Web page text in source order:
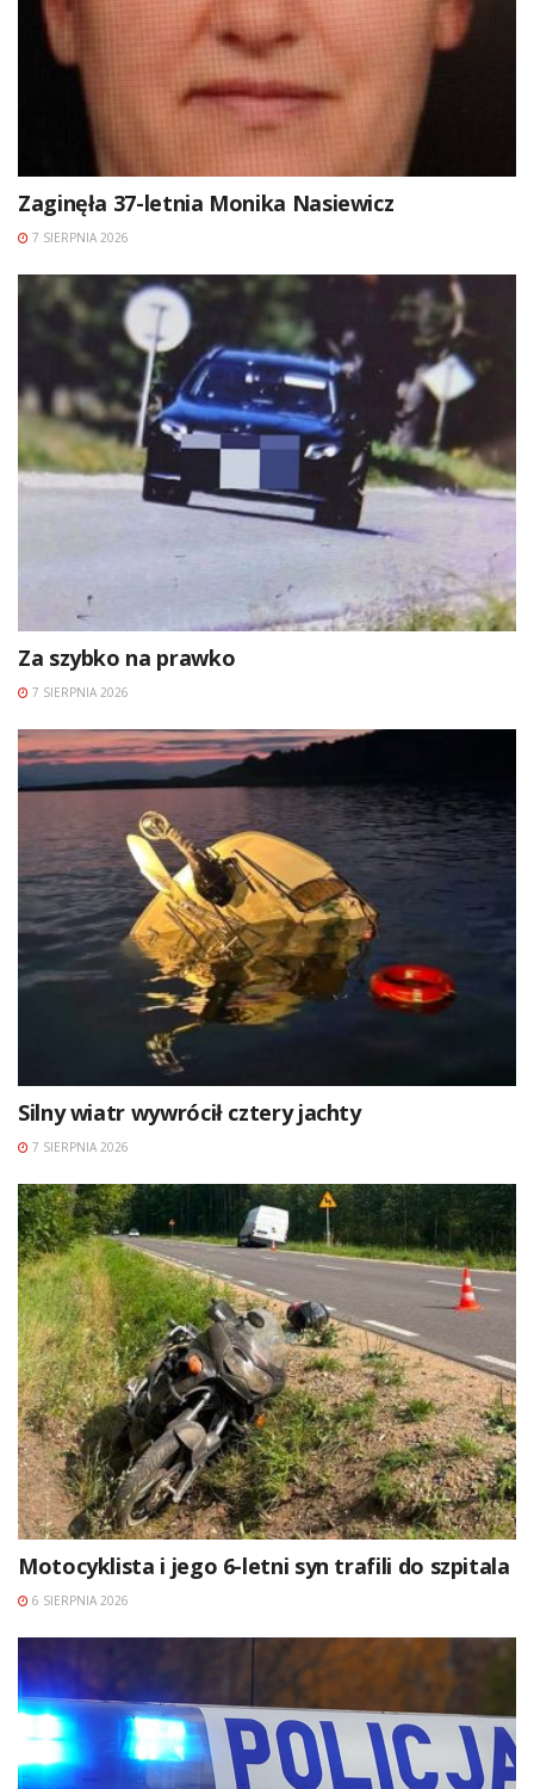
Zaginęła 37-letnia Monika Nasiewicz
7 SIERPNIA 2026
Za szybko na prawko
7 SIERPNIA 2026
Silny wiatr wywrócił cztery jachty
7 SIERPNIA 2026
Motocyklista i jego 6-letni syn trafili do szpitala
6 SIERPNIA 2026